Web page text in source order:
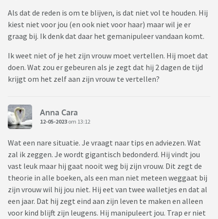
Als dat de reden is om te blijven, is dat niet vol te houden. Hij
kiest niet voor jou (en ook niet voor haar) maar wil je er
graag bij. Ik denk dat daar het gemanipuleer vandaan komt.
Ik weet niet of je het zijn vrouw moet vertellen. Hij moet dat
doen. Wat zou er gebeuren als je zegt dat hij 2 dagen de tijd
krijgt om het zelf aan zijn vrouw te vertellen?
Anna Cara
12-05-2023 om 13:12
Wat een nare situatie. Je vraagt naar tips en adviezen. Wat
zal ik zeggen. Je wordt gigantisch bedonderd. Hij vindt jou
vast leuk maar hij gaat nooit weg bij zijn vrouw. Dit zegt de
theorie in alle boeken, als een man niet meteen weggaat bij
zijn vrouw wil hij jou niet. Hij eet van twee walletjes en dat al
een jaar. Dat hij zegt eind aan zijn leven te maken en alleen
voor kind blijft zijn leugens. Hij manipuleert jou. Trap er niet